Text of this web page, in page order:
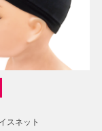
スネット